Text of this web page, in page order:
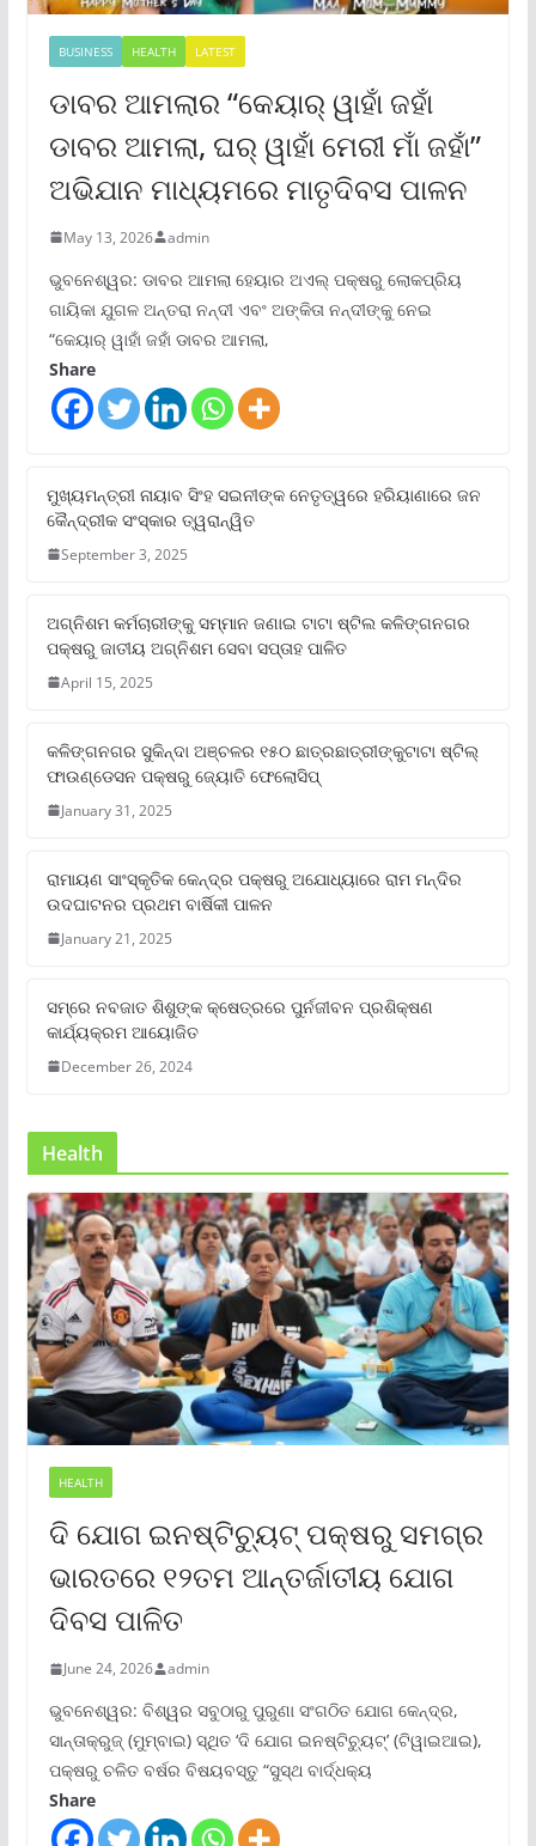
BUSINESS HEALTH LATEST
ଡାବର ଆମଲାର “କେୟାର୍ ୱାହାଁ ଜହାଁ
ଡାବର ଆମଲା, ଘର୍ ୱାହାଁ ମେରୀ ମାଁ ଜହାଁ”
ଅଭିଯାନ ମାଧ୍ୟମରେ ମାତୃଦିବସ ପାଳନ
May 13, 2026 admin
ଭୁବନେଶ୍ୱର: ଡାବର ଆମଲା ହେୟାର ଅଏଲ୍ ପକ୍ଷରୁ ଲୋକପ୍ରିୟ
ଗାୟିକା ଯୁଗଳ ଅନ୍ତରା ନନ୍ଦୀ ଏବଂ ଅଙ୍କିତା ନନ୍ଦୀଙ୍କୁ ନେଇ
“କେୟାର୍ ୱାହାଁ ଜହାଁ ଡାବର ଆମଲା,
Share
ମୁଖ୍ୟମନ୍ତ୍ରୀ ନାୟାବ ସିଂହ ସଇନୀଙ୍କ ନେତୃତ୍ୱରେ ହରିୟାଣାରେ ଜନ
କୈନ୍ଦ୍ରୀକ ସଂସ୍କାର ତ୍ୱରାନ୍ୱିତ
September 3, 2025
ଅଗ୍ନିଶମ କର୍ମଚାରୀଙ୍କୁ ସମ୍ମାନ ଜଣାଇ ଟାଟା ଷ୍ଟିଲ କଳିଙ୍ଗନଗର
ପକ୍ଷରୁ ଜାତୀୟ ଅଗ୍ନିଶମ ସେବା ସପ୍ତାହ ପାଳିତ
April 15, 2025
କଳିଙ୍ଗନଗର ସୁକିନ୍ଦା ଅଞ୍ଚଳର ୧୫୦ ଛାତ୍ରଛାତ୍ରୀଙ୍କୁଟାଟା ଷ୍ଟିଲ୍
ଫାଉଣ୍ଡେସନ ପକ୍ଷରୁ ଜ୍ୟୋତି ଫେଲୋସିପ୍‌
January 31, 2025
ରାମାୟଣ ସାଂସ୍କୃତିକ କେନ୍ଦ୍ର ପକ୍ଷରୁ ଅଯୋଧ୍ୟାରେ ରାମ ମନ୍ଦିର
ଉଦଘାଟନର ପ୍ରଥମ ବାର୍ଷିକୀ ପାଳନ
January 21, 2025
ସମ୍‌ରେ ନବଜାତ ଶିଶୁଙ୍କ କ୍ଷେତ୍ରରେ ପୁର୍ନଜୀବନ ପ୍ରଶିକ୍ଷଣ
କାର୍ଯ୍ୟକ୍ରମ ଆୟୋଜିତ
December 26, 2024
Health
HEALTH
ଦି ଯୋଗ ଇନଷ୍ଟିଚ୍ୟୁଟ୍ ପକ୍ଷରୁ ସମଗ୍ର
ଭାରତରେ ୧୨ତମ ଆନ୍ତର୍ଜାତୀୟ ଯୋଗ
ଦିବସ ପାଳିତ
June 24, 2026 admin
ଭୁବନେଶ୍ୱର: ବିଶ୍ୱର ସବୁଠାରୁ ପୁରୁଣା ସଂଗଠିତ ଯୋଗ କେନ୍ଦ୍ର,
ସାନ୍ତାକ୍ରୁଜ୍ (ମୁମ୍ବାଇ) ସ୍ଥିତ ‘ଦି ଯୋଗ ଇନଷ୍ଟିଚ୍ୟୁଟ୍‌’ (ଟିୱାଇଆଇ),
ପକ୍ଷରୁ ଚଳିତ ବର୍ଷର ବିଷୟବସ୍ତୁ “ସୁସ୍ଥ ବାର୍ଦ୍ଧକ୍ୟ
Share